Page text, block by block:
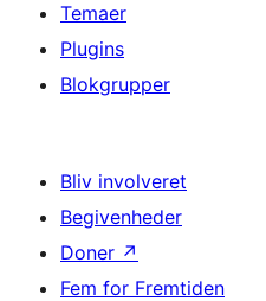
Temaer
Plugins
Blokgrupper
Bliv involveret
Begivenheder
Doner ↗
Fem for Fremtiden